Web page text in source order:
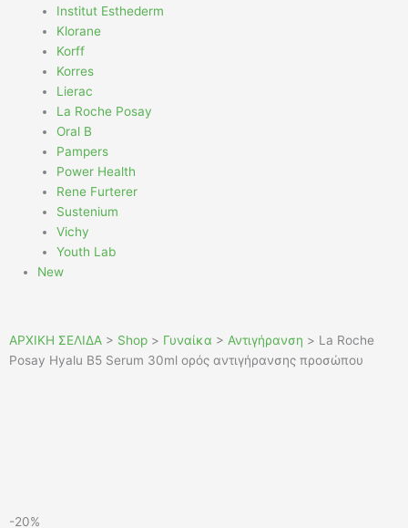
Institut Esthederm
Klorane
Korff
Korres
Lierac
La Roche Posay
Oral B
Pampers
Power Health
Rene Furterer
Sustenium
Vichy
Youth Lab
New
ΑΡΧΙΚΗ ΣΕΛΙΔΑ > Shop > Γυναίκα > Αντιγήρανση > La Roche
Posay Hyalu B5 Serum 30ml ορός αντιγήρανσης προσώπου
-20%